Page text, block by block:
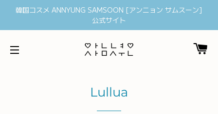
韓国コスメ ANNYUNG SAMSOON [アンニョン サムスーン]
公式サイト
Lullua